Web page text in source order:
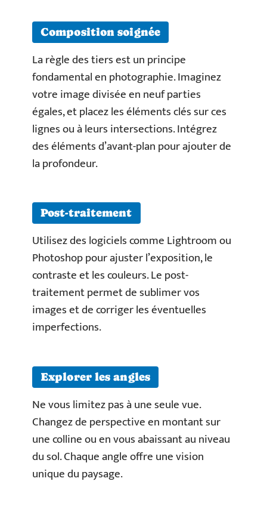
Composition soignée
La règle des tiers est un principe
fondamental en photographie. Imaginez
votre image divisée en neuf parties
égales, et placez les éléments clés sur ces
lignes ou à leurs intersections. Intégrez
des éléments d’avant-plan pour ajouter de
la profondeur.
Post-traitement
Utilisez des logiciels comme Lightroom ou
Photoshop pour ajuster l’exposition, le
contraste et les couleurs. Le post-
traitement permet de sublimer vos
images et de corriger les éventuelles
imperfections.
Explorer les angles
Ne vous limitez pas à une seule vue.
Changez de perspective en montant sur
une colline ou en vous abaissant au niveau
du sol. Chaque angle offre une vision
unique du paysage.